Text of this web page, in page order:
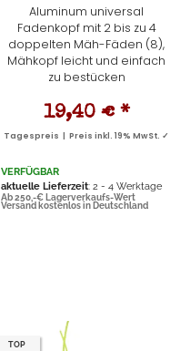
Aluminum universal
Fadenkopf mit 2 bis zu 4
doppelten Mäh-Fäden (8),
Mähkopf leicht und einfach
zu bestücken
19,40 € *
Tagespreis | Preis inkl. 19% MwSt. ✓
VERFÜGBAR
aktuelle Lieferzeit: 2 - 4 Werktage
Ab 250,-€ Lagerverkaufs-Wert
Versand kostenlos in Deutschland
TOP